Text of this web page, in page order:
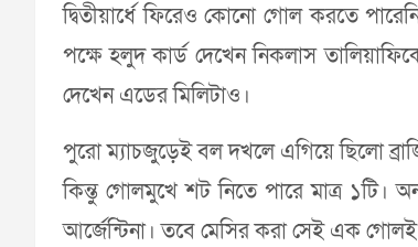
দ্বিতীয়ার্ধে ফিরেও কোনো গোল করতে
পক্ষে হলুদ কার্ড দেখেন নিকলাস
দেখেন এডের মিলিটাও।
পুরো ম্যাচজুড়েই বল দখলে এগিয়ে ছিলো
কিন্তু গোলমুখে শট নিতে পারে মাত্র ১টি।
আর্জেন্টিনা। তবে মেসির করা সেই এক গোলই